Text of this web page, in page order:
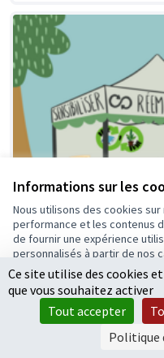
Informations sur les
Nous utilisons des cookies
performance et les contenus
de fournir une expérience
personnalisés à partir de nos
Accepter
La tente de troc
Proposition officielle 0
Ce site utilise des cookies
que vous souhaitez activer
Tout accepter
Politique